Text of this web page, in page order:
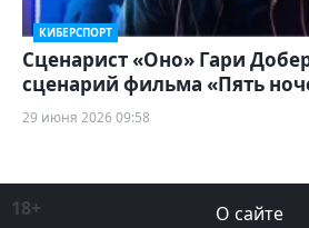
КИБЕРСПОРТ
Сценарист «Оно» Гари
сценарий фильма «Пять
29 июня 2026 09:58
18+
О сайте